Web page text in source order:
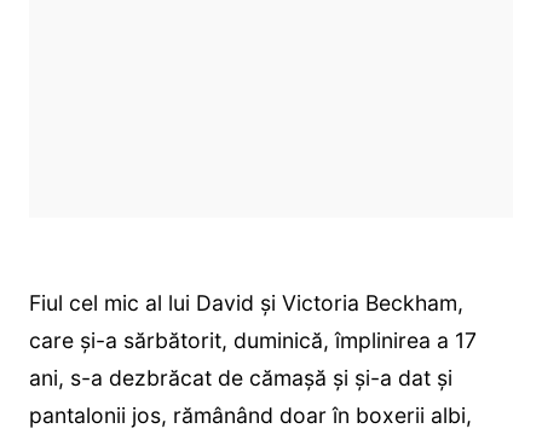
Fiul cel mic al lui David și Victoria Beckham,
care și-a sărbătorit, duminică, împlinirea a 17
ani, s-a dezbrăcat de cămașă și și-a dat și
pantalonii jos, rămânând doar în boxerii albi,